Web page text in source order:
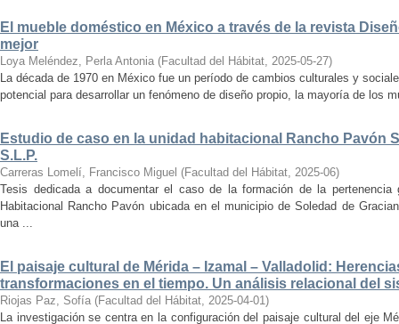
El mueble doméstico en México a través de la revista
mejor
Loya Meléndez, Perla Antonia (Facultad del Hábitat, 2025-05-27)
La década de 1970 en México fue un período de cambios culturales y
potencial para desarrollar un fenómeno de diseño propio, la mayoría de los
Estudio de caso en la unidad habitacional Rancho Pavón
S.L.P.
Carreras Lomelí, Francisco Miguel (Facultad del Hábitat, 2025-06)
Tesis dedicada a documentar el caso de la formación de la
Habitacional Rancho Pavón ubicada en el municipio de Soledad de
una ...
El paisaje cultural de Mérida – Izamal – Valladolid:
transformaciones en el tiempo. Un análisis relacional del
Riojas Paz, Sofía (Facultad del Hábitat, 2025-04-01)
La investigación se centra en la configuración del paisaje cultural del eje